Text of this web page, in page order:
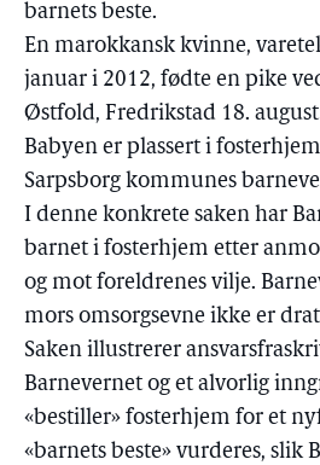
barnets beste.
En marokkansk kvinne,
januar i 2012, fødte en pike
Østfold, Fredrikstad 18. august
Babyen er plassert i
Sarpsborg kommunes
I denne konkrete saken har
barnet i fosterhjem etter
og mot foreldrenes vilje.
mors omsorgsevne ikke er
Saken illustrerer
Barnevernet og et alvorlig
«bestiller» fosterhjem for et
«barnets beste» vurderes, slik